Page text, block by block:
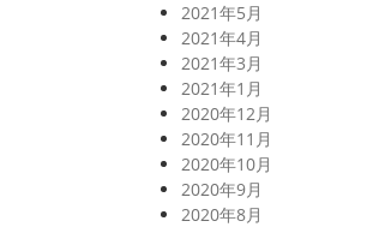
2021年5月
2021年4月
2021年3月
2021年1月
2020年12月
2020年11月
2020年10月
2020年9月
2020年8月